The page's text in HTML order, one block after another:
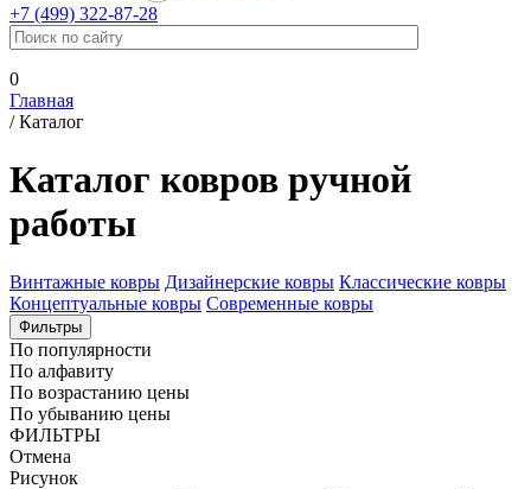
+7 (499) 322-87-28
0
Главная
/Каталог
Каталог ковров ручной
работы
Винтажные ковры Дизайнерские ковры Классические ковры
Концептуальные ковры Современные ковры
Фильтры
По популярности
По алфавиту
По возрастанию цены
По убыванию цены
ФИЛЬТРЫ
Отмена
Рисунок